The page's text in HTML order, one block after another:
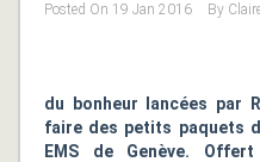
Posted On 19 Jan 2016 By
du bonheur lancées par
faire des petits paquets
EMS de Genève.